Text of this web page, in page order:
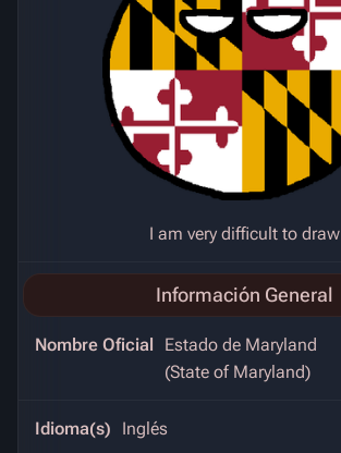
I am very difficult to draw
Información General
Nombre Oficial
Estado de Maryland
(State of Maryland)
Idioma(s) Inglés